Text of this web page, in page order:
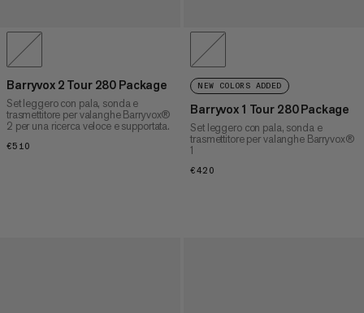
Barryvox 2 Tour 280 Package
Set leggero con pala, sonda e
trasmettitore per valanghe Barryvox®
2 per una ricerca veloce e supportata.
€510
NEW COLORS ADDED
Barryvox 1 Tour 280 Package
Set leggero con pala, sonda e
trasmettitore per valanghe Barryvox®
1
€420